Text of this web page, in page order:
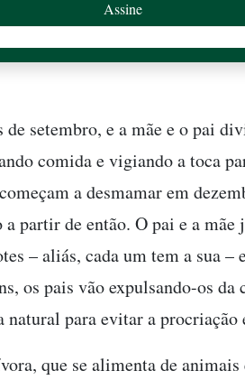
de setembro, e a mãe e o pai
comida e vigiando a toca
a desmamar em
partir de então. O pai e a mãe
– aliás, cada um tem a sua –
os pais vão expulsando-os
natural para evitar a
que se alimenta de animais